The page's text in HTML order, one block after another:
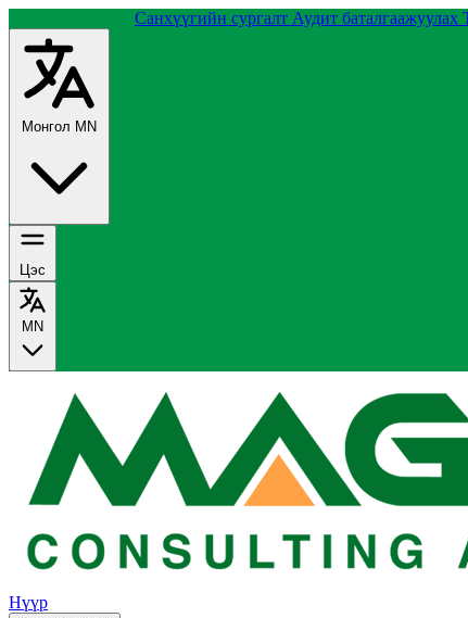
Санхүүгийн сургалт Аудит баталгаажуулах
Монгол MN
Цэс
MN
Нүүр